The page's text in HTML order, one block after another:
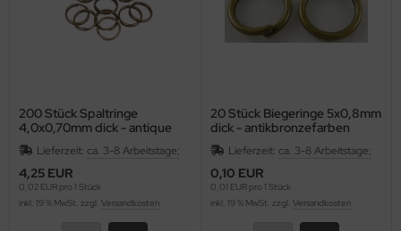
200 Stück Spaltringe
4,0x0,70mm dick - antique
bronze
Lieferzeit: ca. 3-8 Arbeitstage;
4,25 EUR
0,02 EUR pro 1 Stück
inkl. 19 % MwSt. zzgl. Versandkosten
20 Stück Biegeringe 5x0,8mm
dick - antikbronzefarben
Lieferzeit: ca. 3-8 Arbeitstage;
0,10 EUR
0,01 EUR pro 1 Stück
inkl. 19 % MwSt. zzgl. Versandkosten